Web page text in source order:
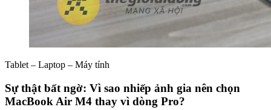
Tablet – Laptop – Máy tính
Sự thật bất ngờ: Vì sao nhiếp ảnh gia nên chọn
MacBook Air M4 thay vì dòng Pro?